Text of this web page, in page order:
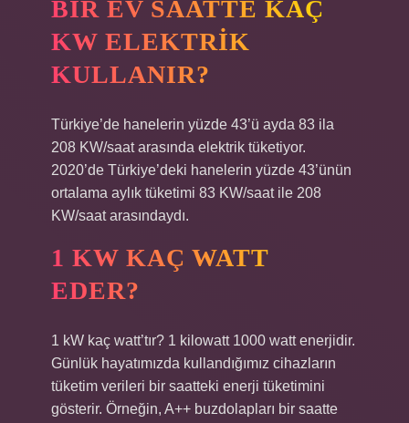
BIR EV SAATTE KAÇ
KW ELEKTRIK
KULLANIR?
Türkiye’de hanelerin yüzde 43’ü ayda 83 ila
208 KW/saat arasında elektrik tüketiyor.
2020’de Türkiye’deki hanelerin yüzde 43’ünün
ortalama aylık tüketimi 83 KW/saat ile 208
KW/saat arasındaydı.
1 KW KAÇ WATT
EDER?
1 kW kaç watt’tır? 1 kilowatt 1000 watt enerjidir.
Günlük hayatımızda kullandığımız cihazların
tüketim verileri bir saatteki enerji tüketimini
gösterir. Örneğin, A++ buzdolapları bir saatte